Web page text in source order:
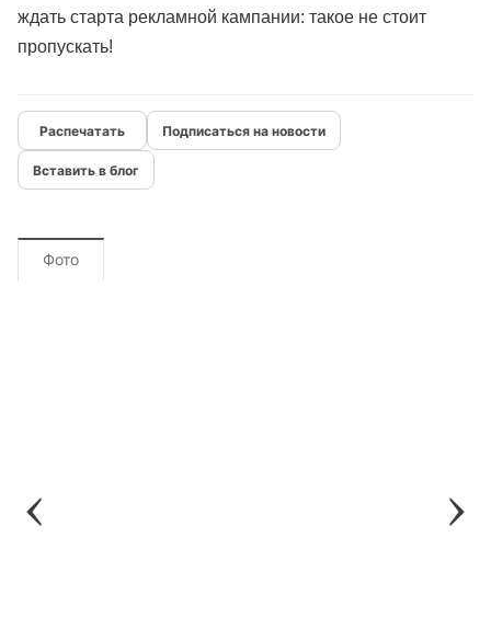
ждать старта рекламной кампании: такое не стоит
пропускать!
Подписаться на новости
Вставить в блог
Фото